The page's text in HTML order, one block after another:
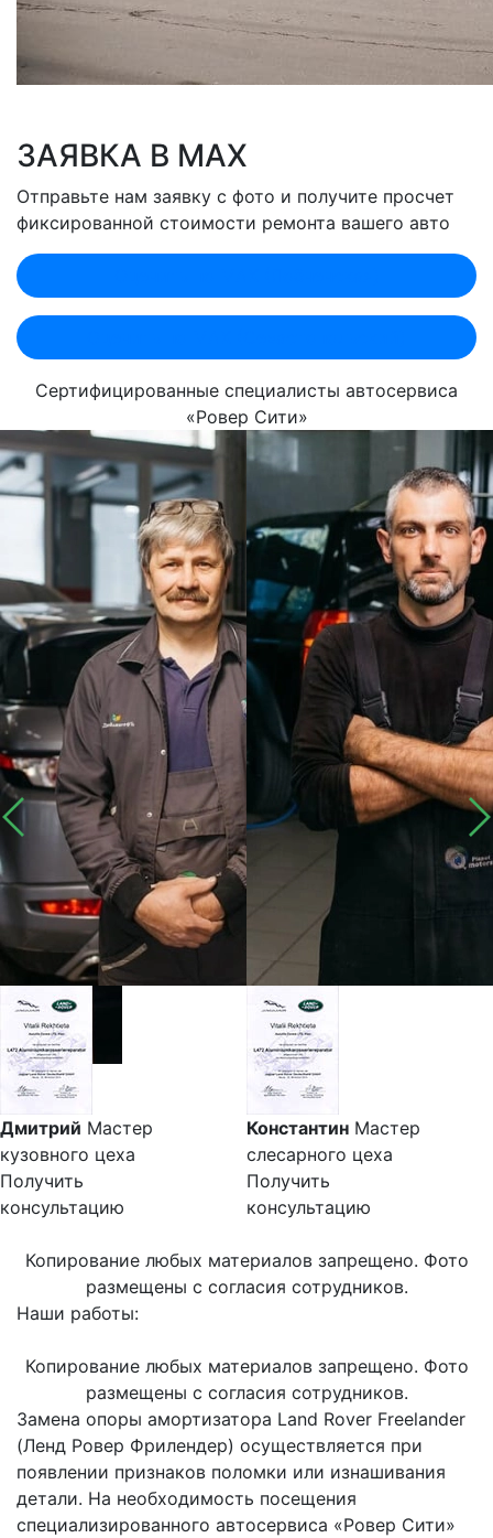
ЗАЯВКА В MAX
Отправьте нам заявку с фото и получите просчет
фиксированной стоимости ремонта вашего авто
Сертифицированные специалисты автосервиса
«Ровер Сити»
Дмитрий Мастер
кузовного цеха
Получить
консультацию
Константин Мастер
слесарного цеха
Получить
консультацию
Копирование любых материалов запрещено. Фото
размещены с согласия сотрудников.
Наши работы:
Копирование любых материалов запрещено. Фото
размещены с согласия сотрудников.
Замена опоры амортизатора Land Rover Freelander
(Ленд Ровер Фрилендер) осуществляется при
появлении признаков поломки или изнашивания
детали. На необходимость посещения
специализированного автосервиса «Ровер Сити»